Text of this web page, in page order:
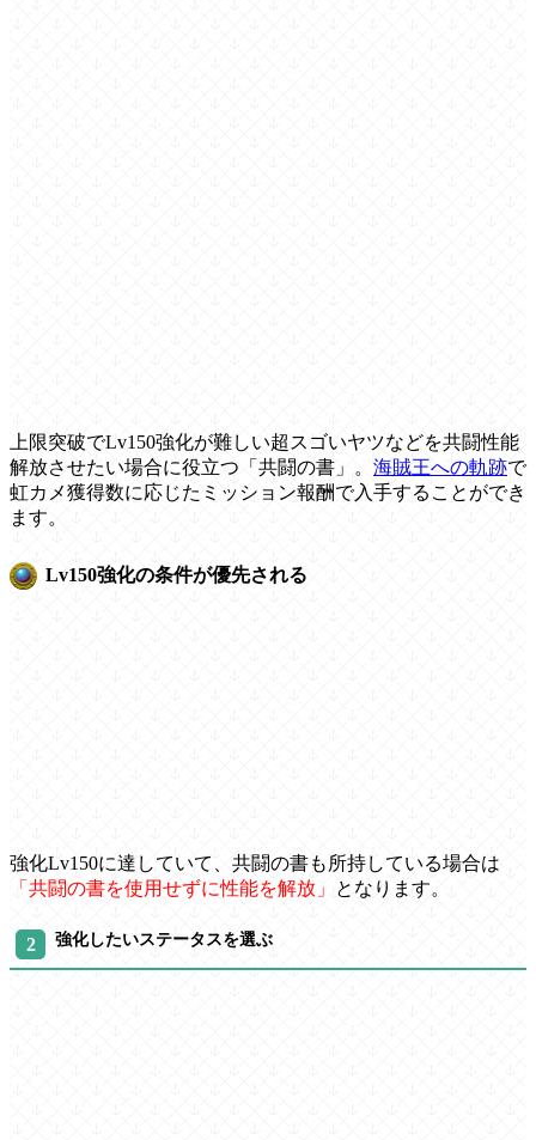
上限突破でLv150強化が難しい超スゴいヤツなどを共闘性能
解放させたい場合に役立つ「共闘の書」。 海賊王への軌跡で
虹カメ獲得数に応じたミッション報酬で入手することができ
ます。
Lv150強化の条件が優先される
強化Lv150に達していて、共闘の書も所持している場合は
「共闘の書を使用せずに性能を解放」
となります。
強化したいステータスを選ぶ